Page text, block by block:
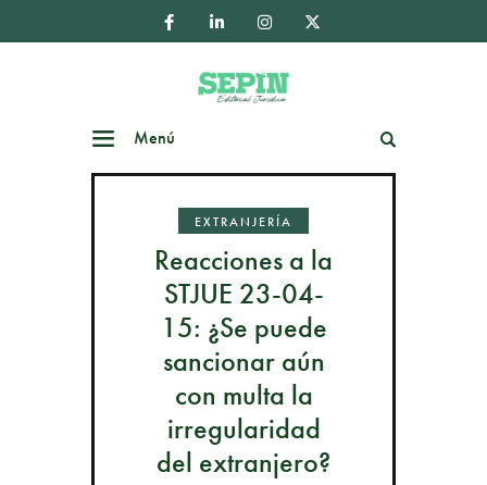
Menú
EXTRANJERÍA
Reacciones a la
STJUE 23-04-
15: ¿Se puede
sancionar aún
con multa la
irregularidad
del extranjero?